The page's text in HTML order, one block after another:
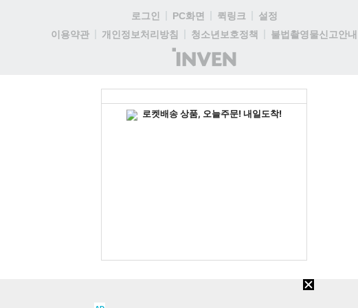
로그인 PC화면 퀵링크
설정
이용약관
개인정보처리방침 청소년보호정책
불법촬영물신고안내
(주)
인